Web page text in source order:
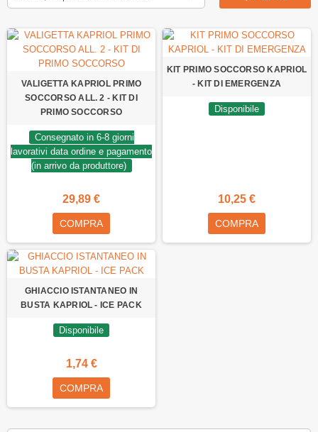
VALIGETTA KAPRIOL PRIMO
SOCCORSO ALL. 2 - KIT DI
PRIMO SOCCORSO
Consegnato in 6-8 giorni
lavorativi data ordine e pagamento
(in arrivo da produttore)
29,89 €
COMPRA
KIT PRIMO SOCCORSO KAPRIOL
- KIT DI EMERGENZA
Disponibile
10,25 €
COMPRA
GHIACCIO ISTANTANEO IN
BUSTA KAPRIOL - ICE PACK
Disponibile
1,74 €
COMPRA